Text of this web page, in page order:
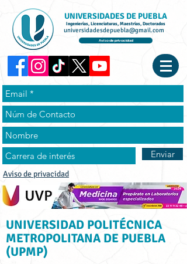
UNIVERSIDADES DE PUEBLA
Ingenierías, Licenciaturas, Maestrías, Doctorados
universidadesdepuebla@gmail.com
Aviso de privacidad
Enviar
Aviso de privacidad
UNIVERSIDAD POLITÉCNICA
METROPOLITANA DE PUEBLA
(UPMP)